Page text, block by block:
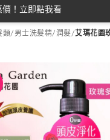
！立即點我看
類/ 男士洗髮精/潤髮/艾瑪花園